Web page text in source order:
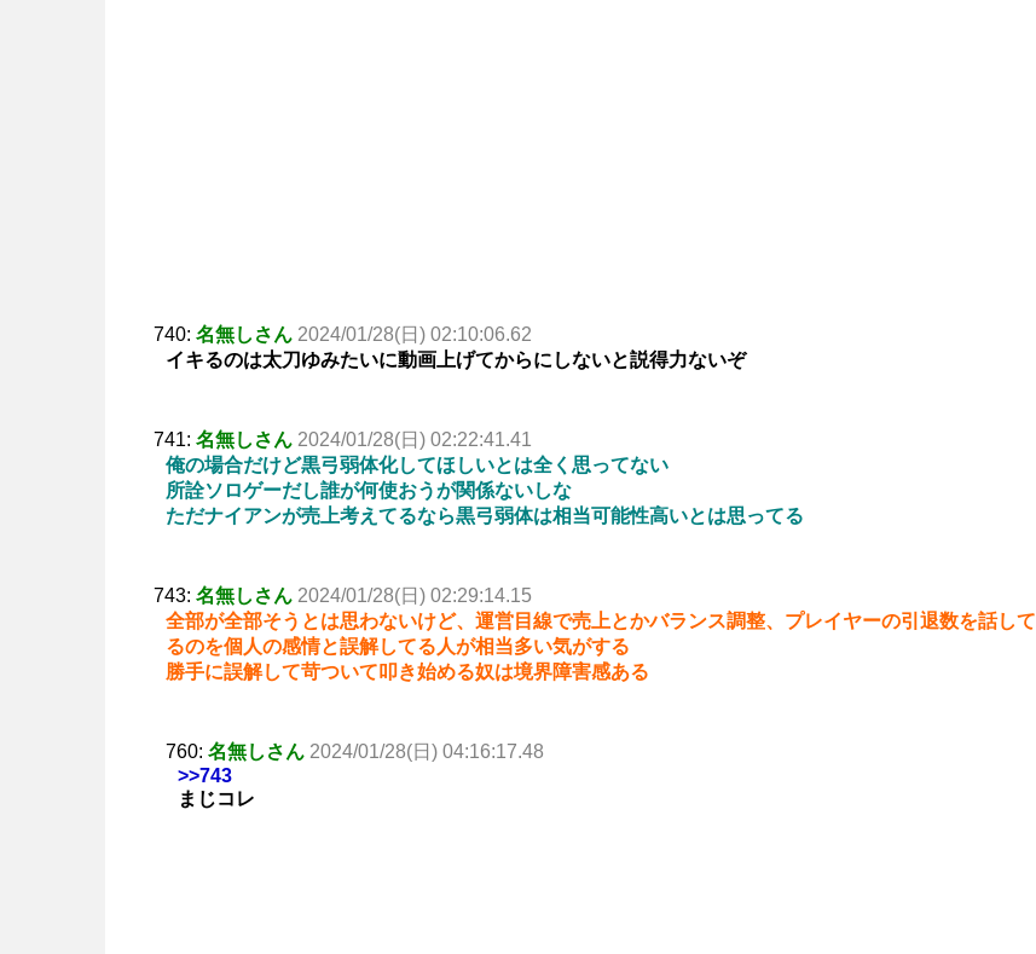
740: 名無しさん 2024/01/28(日) 02:10:06.62
イキるのは太刀ゆみたいに動画上げてからにしないと説得力ないぞ
741: 名無しさん 2024/01/28(日) 02:22:41.41
俺の場合だけど黒弓弱体化してほしいとは全く思ってない
所詮ソロゲーだし誰が何使おうが関係ないしな
ただナイアンが売上考えてるなら黒弓弱体は相当可能性高いとは思ってる
743: 名無しさん 2024/01/28(日) 02:29:14.15
全部が全部そうとは思わないけど、運営目線で売上とかバランス調整、プレイヤーの引退数を話して
るのを個人の感情と誤解してる人が相当多い気がする
勝手に誤解して苛ついて叩き始める奴は境界障害感ある
760: 名無しさん 2024/01/28(日) 04:16:17.48
>>743
まじコレ